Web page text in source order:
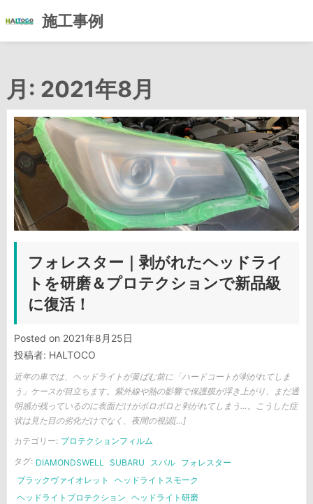
ン
施工事例
月: 2021年8月
フォレスター｜剥がれたヘッドライ
トを研磨＆プロテクションで新品級
に復活！
Posted on 2021年8月25日
投稿者: HALTOCO
近年の車では、ヘッドライトが黄ばむ前に「ハードコートが剥がれてしま
う」ケースが目立ちます。紫外線や熱の影響で保護膜が浮き上がり、まだ透
明感が残っているのに表面だけがボロボロと剥がれてしまう…。こうした症
状は見た目の劣化だけでなく、夜間の視認[…]
カテゴリー: プロテクションフィルム
タグ: DIAMONDSWELL SUBARU スバル
フォレスター
ブラックヴァイオレット
ヘッドライトスモーク
ヘッドライトプロテクション ヘッドライト研磨